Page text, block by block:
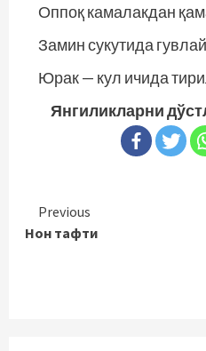
Оппоқ камалакдан
Замин сукутида
Юрак — кул ичида
Янгиликларни
Continue
Reading
Previous
Нон тафти